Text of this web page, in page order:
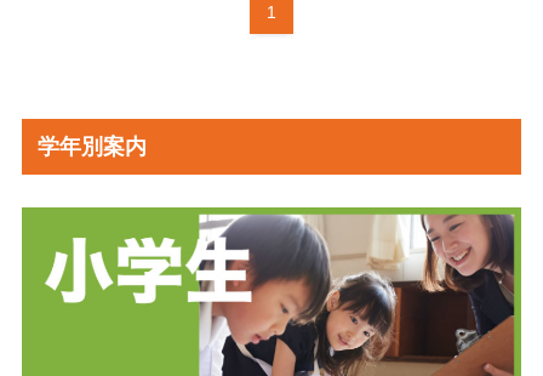
1
学年別案内